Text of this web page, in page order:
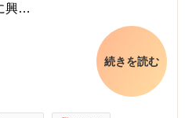
興…
続きを読む